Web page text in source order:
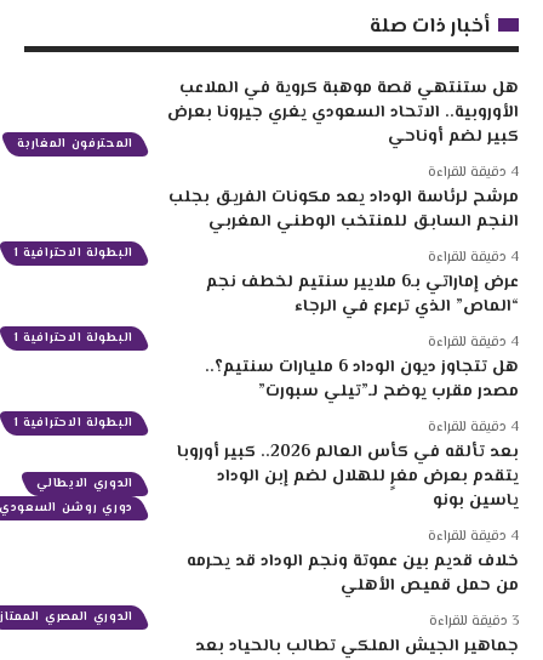
أخبار ذات صلة
المحترفون المغاربة
هل ستنتهي قصة موهبة كروية في الملاعب
الأوروبية.. الاتحاد السعودي يغري جيرونا بعرض
كبير لضم أوناحي
البطولة الاحترافية 1
مرشح لرئاسة الوداد يعد مكونات الفريق بجلب
النجم السابق للمنتخب الوطني المغربي
البطولة الاحترافية 1
عرض إماراتي بـ6 ملايير سنتيم لخطف نجم
“الماص” الذي ترعرع في الرجاء
البطولة الاحترافية 1
هل تتجاوز ديون الوداد 6 مليارات سنتيم؟..
مصدر مقرب يوضح لـ”تيلي سبورت”
الدوري الايطالي
دوري روشن السعودي
بعد تألقه في كأس العالم 2026.. كبير أوروبا
يتقدم بعرض مغرٍ للهلال لضم إبن الوداد
ياسين بونو
الدوري المصري الممتاز
خلاف قديم بين عموتة ونجم الوداد قد يحرمه
من حمل قميص الأهلي
جماهير الجيش الملكي تطالب بالحياد بعد